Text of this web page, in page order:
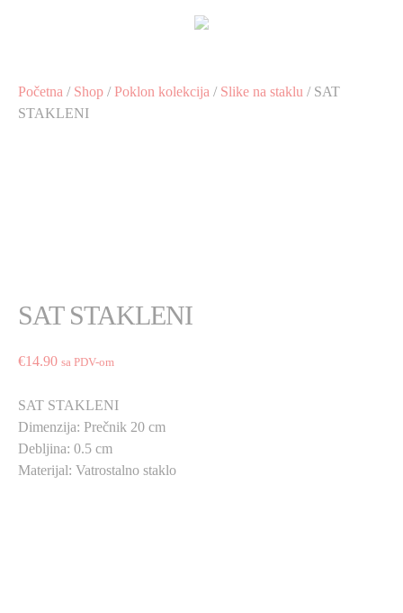
Početna / Shop /Poklon kolekcija / Slike na staklu / SAT
STAKLENI
SAT STAKLENI
€14.90 sa PDV-om
SAT STAKLENI
Dimenzija: Prečnik 20 cm
Debljina: 0.5 cm
Materijal: Vatrostalno staklo